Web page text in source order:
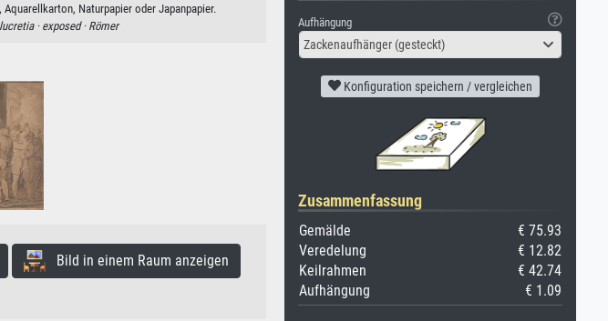
Naturpapier oder Japanpapier.
lucretia · exposed · Römer
Bild in einem Raum anzeigen
Aufhängung
Zackenaufhänger (gesteckt)
Konfiguration speichern / vergleichen
Zusammenfassung
Gemälde
€ 75.93
Veredelung
€ 12.82
Keilrahmen
€ 42.74
Aufhängung
€ 1.09